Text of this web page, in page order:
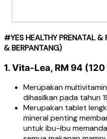
#YES HEALTHY PRENATAL
& BERPANTANG)
1. Vita-Lea, RM 94
Merupakan
dihasilkan pada tahun
Merupakan tablet
mineral penting
untuk ibu-ibu